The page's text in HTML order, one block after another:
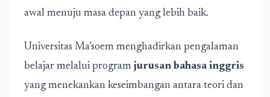
awal menuju masa depan yang lebih baik.
Universitas Ma’soem menghadirkan pengalaman
belajar melalui program jurusan bahasa inggris
yang menekankan keseimbangan antara teori dan